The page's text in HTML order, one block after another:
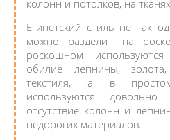
колонн и потолков, на
Египетский стиль не так
можно разделит на
роскошном
обилие лепнины,
текстиля, а в
используются
отсутствие колонн и
недорогих материалов.